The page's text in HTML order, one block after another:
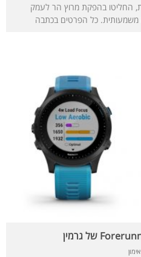
החליטו בהפקת מרוץ הר לעמק
משמעותית. כל הפרטים בכתבה
אימון